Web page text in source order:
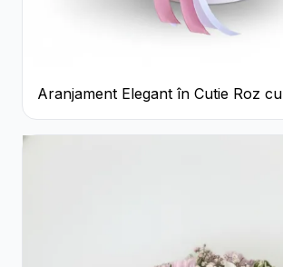
Aranjament Elegant în Cutie Roz cu
Trandafiri și Gerbera